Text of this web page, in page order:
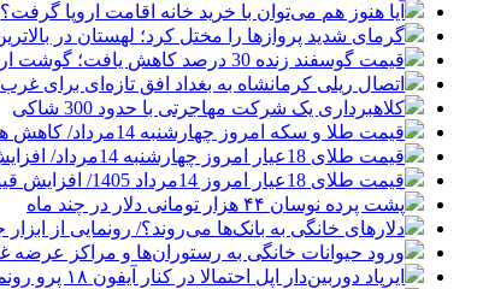
آیا هنوز هم می‌توان با خرید خانه اقامت اروپا گرفت؟
گرمای شدید پروازها را مختل کرد؛ لهستان در
قیمت گوسفند زنده 30 درصد کاهش یافت؛ گوشت ارزان نشد
اتصال ریلی کرمانشاه به بغداد افق تازه‌ای برای
کلاهبرداری یک شرکت مهاجرتی با حدود 300 شاکی
قیمت طلا و سکه امروز چهارشنبه 14مرداد/ کاهش همه قیمت ها + جدول و جزئیات
قیمت طلای 18عیار امروز چهارشنبه 14مرداد/ افزایش قیمت + جدول
قیمت طلای 18عیار امروز 14مرداد 1405/ افزایش قیمت + جدول و جزئیات
پشت پرده نوسان ۴۴ هزار تومانی دلار در چند ماه
دلارهای خانگی به بانک‌ها می‌روند؟/ رونمایی از
ورود حیوانات خانگی به رستوران‌ها و مراکز عرضه
ایرپاد دوربین‌دار اپل احتمالا در کنار آیفون ۱۸ پرو رونمایی می‌شود